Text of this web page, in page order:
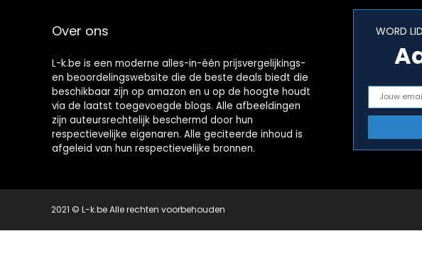
Over ons
L-k.be is een moderne alles-in-één prijsvergelijkings-
en beoordelingswebsite die de beste deals biedt die
beschikbaar zijn op amazon en u op de hoogte houdt
via de laatst toegevoegde blogs. Alle afbeeldingen
zijn auteursrechtelijk beschermd door hun
respectievelijke eigenaren. Alle geciteerde inhoud is
afgeleid van hun respectievelijke bronnen.
WORD
2021 © L-k.be Alle rechten voorbehouden